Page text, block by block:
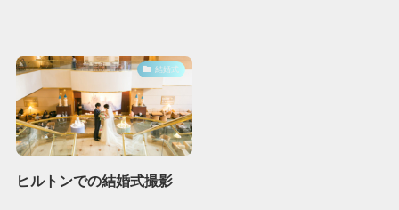
結婚式
ヒルトンでの結婚式撮影